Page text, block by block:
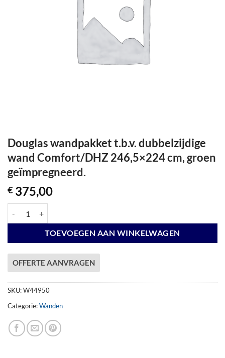
Douglas wandpakket t.b.v. dubbelzijdige
wand Comfort/DHZ 246,5×224 cm, groen
geïmpregneerd.
€ 375,00
TOEVOEGEN AAN WINKELWAGEN
OFFERTE AANVRAGEN
SKU:W44950
Categorie:Wanden